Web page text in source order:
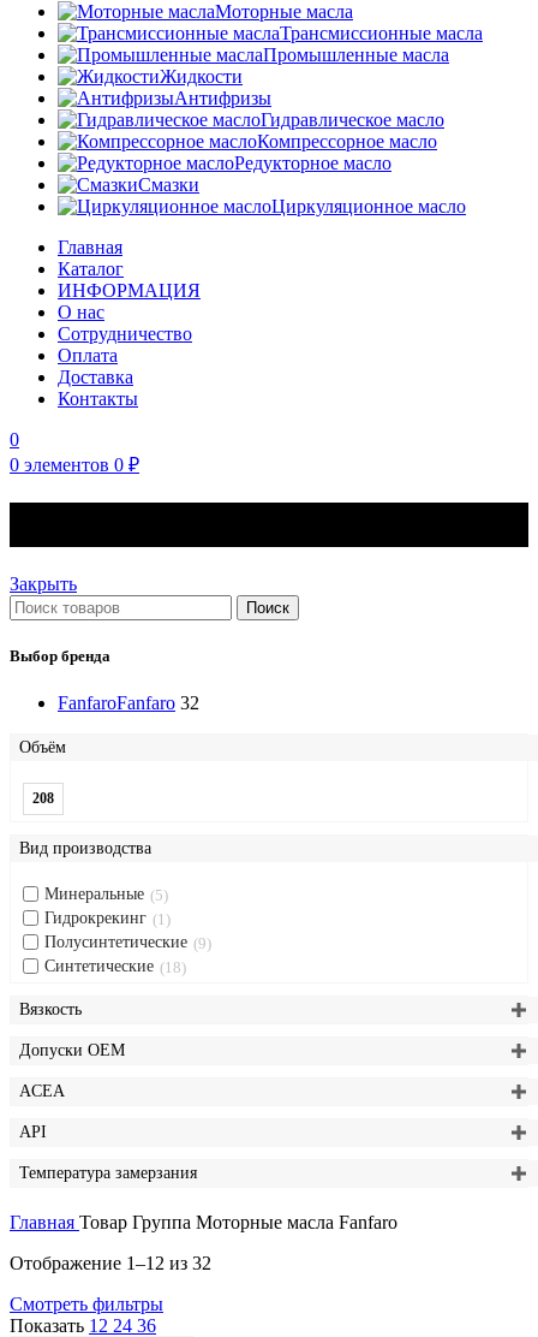
Моторные масла
Трансмиссионные масла
Промышленные масла
Жидкости
Антифризы
Гидравлическое масло
Компрессорное масло
Редукторное масло
Смазки
Циркуляционное масло
Главная
Каталог
ИНФОРМАЦИЯ
О нас
Сотрудничество
Оплата
Доставка
Контакты
0
0 элементов 0 ₽
Закрыть
Поиск
Выбор бренда
FanfaroFanfaro 32
Объём
208
Вид производства
Минеральные 5
Гидрокрекинг 1
Полусинтетические 9
Синтетические 18
Вязкость
Допуски OEM
ACEA
API
Температура замерзания
Главная Товар Группа Моторные масла Fanfaro
Отображение 1–12 из 32
Смотреть фильтры
Показать 12 24 36